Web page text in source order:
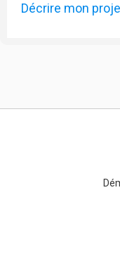
Décrire mon